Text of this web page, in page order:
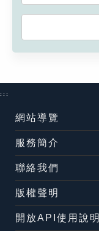
:::
網站導覽
服務簡介
聯絡我們
版權聲明
開放API使用說明